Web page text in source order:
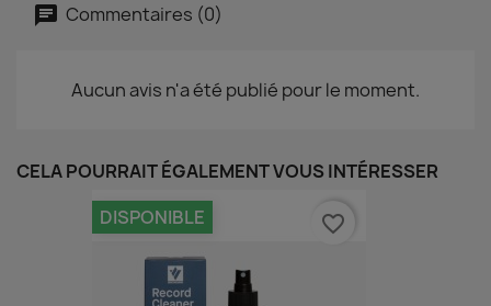
Commentaires (0)
Aucun avis n'a été publié pour le moment.
CELA POURRAIT ÉGALEMENT VOUS INTÉRESSER
DISPONIBLE favorite_border